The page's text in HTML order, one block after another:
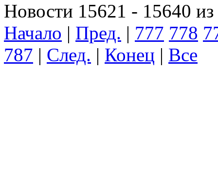
Новости 15621 - 15640
Начало | Пред. | 777 778
787 | След. | Конец | Все